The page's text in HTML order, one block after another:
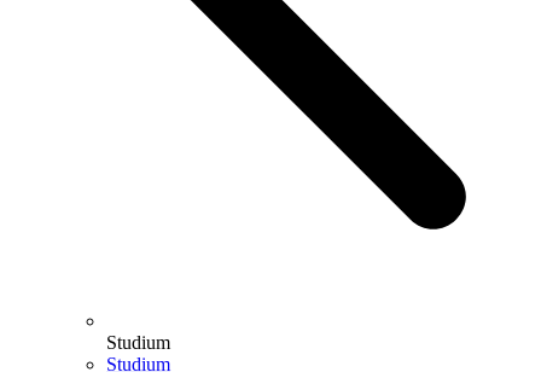
Studium
Studium